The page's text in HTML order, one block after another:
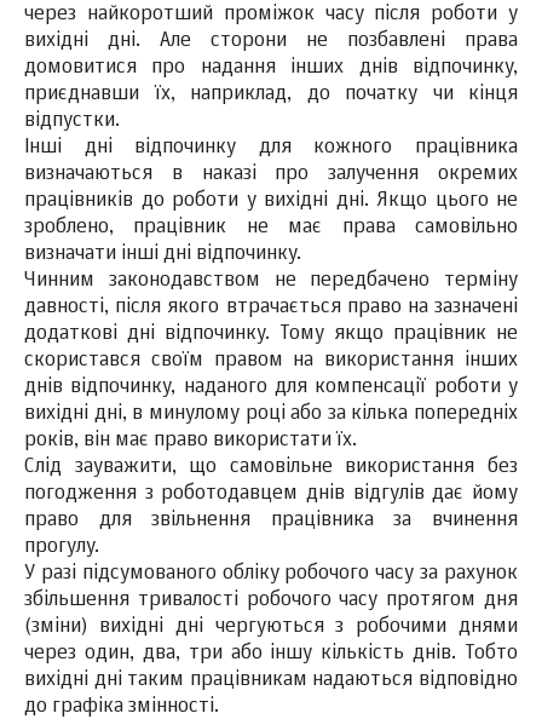
через найкоротший проміжок часу після роботи у
вихідні дні. Але сторони не позбавлені права
домовитися про надання інших днів відпочинку,
приєднавши їх, наприклад, до початку чи кінця
відпустки.
Інші дні відпочинку для кожного працівника
визначаються в наказі про залучення окремих
працівників до роботи у вихідні дні. Якщо цього не
зроблено, працівник не має права самовільно
визначати інші дні відпочинку.
Чинним законодавством не передбачено терміну
давності, після якого втрачається право на зазначені
додаткові дні відпочинку. Тому якщо працівник не
скористався своїм правом на використання інших
днів відпочинку, наданого для компенсації роботи у
вихідні дні, в минулому році або за кілька попередніх
років, він має право використати їх.
Слід зауважити, що самовільне використання без
погодження з роботодавцем днів відгулів дає йому
право для звільнення працівника за вчинення
прогулу.
У разі підсумованого обліку робочого часу за рахунок
збільшення тривалості робочого часу протягом дня
(зміни) вихідні дні чергуються з робочими днями
через один, два, три або іншу кількість днів. Тобто
вихідні дні таким працівникам надаються відповідно
до графіка змінності.